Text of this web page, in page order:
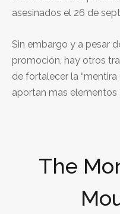
asesinados el 26 de
Sin embargo y a pesar
promoción, hay otros
de fortalecer la
aportan mas elementos
The